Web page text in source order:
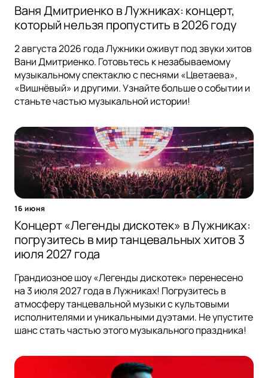
Ваня Дмитриенко в Лужниках: концерт,
который нельзя пропустить в 2026 году
2 августа 2026 года Лужники оживут под звуки хитов
Вани Дмитриенко. Готовьтесь к незабываемому
музыкальному спектаклю с песнями «Цветаева»,
«Вишнёвый» и другими. Узнайте больше о событии и
станьте частью музыкальной истории!
16 июня
Концерт «Легенды дискотек» в Лужниках:
погрузитесь в мир танцевальных хитов 3
июля 2027 года
Грандиозное шоу «Легенды дискотек» перенесено
на 3 июля 2027 года в Лужниках! Погрузитесь в
атмосферу танцевальной музыки с культовыми
исполнителями и уникальными дуэтами. Не упустите
шанс стать частью этого музыкального праздника!